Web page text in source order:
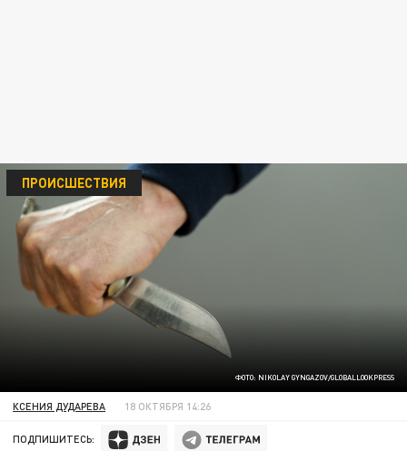
ФОТО: NIKOLAY GYNGAZOV/GLOBALLOOKPRESS
ПРОИСШЕСТВИЯ
КСЕНИЯ ДУДАРЕВА 18 ОКТЯБРЯ 14:26
ПОДПИШИТЕСЬ: